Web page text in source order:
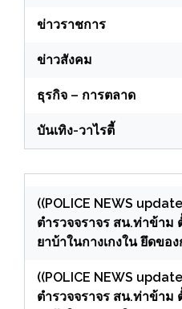
ข่าวราชการ
ข่าวสังคม
ธุรกิจ – การตลาด
บันเทิง-วาไรตี้
((POLICE NEWS
ตำรวจจราจร สน.ท่าข้าม
ยาบ้าในกางเกงใน ยึดของ
((POLICE NEWS
ตำรวจจราจร สน.ท่าข้าม